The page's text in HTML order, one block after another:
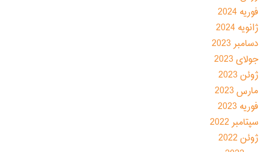
فوریه 2024
ژانویه 2024
دسامبر 2023
جولای 2023
ژوئن 2023
مارس 2023
فوریه 2023
سپتامبر 2022
ژوئن 2022